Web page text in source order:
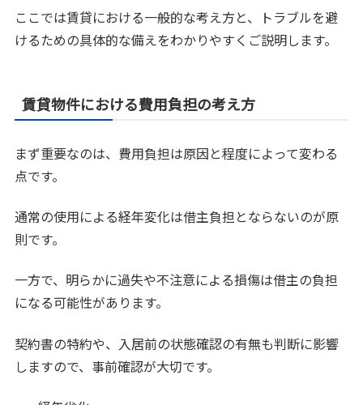
ここでは賃貸における一般的な考え方と、トラブルを避
けるための具体的な備えをわかりやすくご説明します。
賃貸物件における費用負担の考え方
まず重要なのは、費用負担は原因と程度によって変わる
点です。
通常の使用による経年変化は借主負担とならないのが原
則です。
一方で、明らかに過失や不注意による損傷は借主の負担
になる可能性があります。
契約書の特約や、入居前の状態確認の有無も判断に影響
しますので、事前確認が大切です。